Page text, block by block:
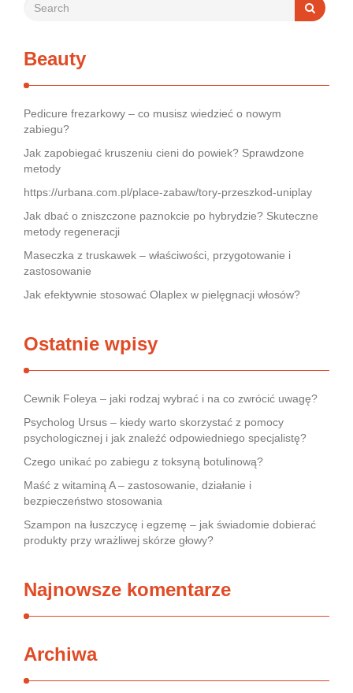
Beauty
Pedicure frezarkowy – co musisz wiedzieć o nowym
zabiegu?
Jak zapobiegać kruszeniu cieni do powiek? Sprawdzone
metody
https://urbana.com.pl/place-zabaw/tory-przeszkod-uniplay
Jak dbać o zniszczone paznokcie po hybrydzie? Skuteczne
metody regeneracji
Maseczka z truskawek – właściwości, przygotowanie i
zastosowanie
Jak efektywnie stosować Olaplex w pielęgnacji włosów?
Ostatnie wpisy
Cewnik Foleya – jaki rodzaj wybrać i na co zwrócić uwagę?
Psycholog Ursus – kiedy warto skorzystać z pomocy
psychologicznej i jak znaleźć odpowiedniego specjalistę?
Czego unikać po zabiegu z toksyną botulinową?
Maść z witaminą A – zastosowanie, działanie i
bezpieczeństwo stosowania
Szampon na łuszczycę i egzemę – jak świadomie dobierać
produkty przy wrażliwej skórze głowy?
Najnowsze komentarze
Archiwa